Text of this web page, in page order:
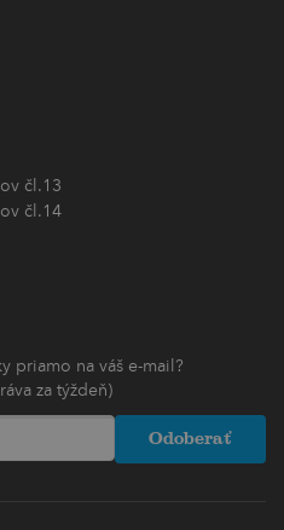
čl.13
čl.14
priamo na váš e-mail?
za týždeň)
Odoberať